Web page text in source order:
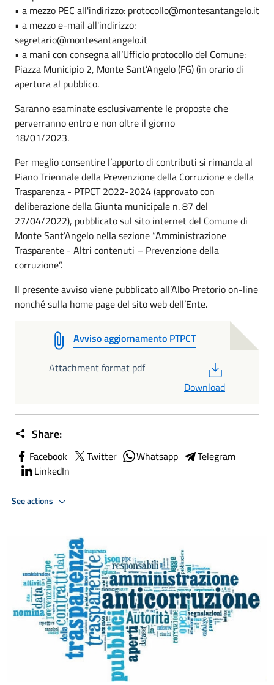
• a mezzo PEC all'indirizzo: protocollo@montesantangelo.it
• a mezzo e-mail all'indirizzo:
segretario@montesantangelo.it
• a mani con consegna all’Ufficio protocollo del Comune:
Piazza Municipio 2, Monte Sant’Angelo (FG) (in orario di
apertura al pubblico.
Saranno esaminate esclusivamente le proposte che
perverranno entro e non oltre il giorno
18/01/2023.
Per meglio consentire l’apporto di contributi si rimanda al
Piano Triennale della Prevenzione della Corruzione e della
Trasparenza - PTPCT 2022-2024 (approvato con
deliberazione della Giunta municipale n. 87 del
27/04/2022), pubblicato sul sito internet del Comune di
Monte Sant’Angelo nella sezione “Amministrazione
Trasparente - Altri contenuti – Prevenzione della
corruzione”.
Il presente avviso viene pubblicato all’Albo Pretorio on-line
nonché sulla home page del sito web dell’Ente.
Avviso aggiornamento PTPCT
Attachment format pdf
Download
Share:
Facebook Twitter Whatsapp
Telegram
LinkedIn
See actions